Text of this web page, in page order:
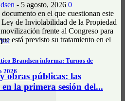
Brandsen informa: Turnos de
2026
- 5 agosto, 2026 0
en el que cuestionan este
de Inviolabilidad de la Propiedad
frente al Congreso para
está previsto su tratamiento en el
obras públicas: las
la primera sesión del...